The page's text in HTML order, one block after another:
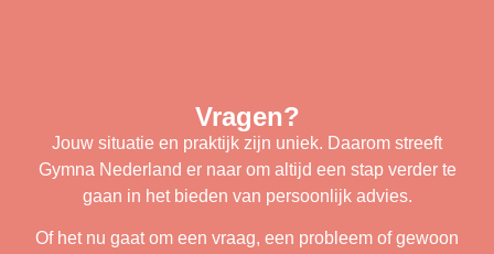
Vragen?
Jouw situatie en praktijk zijn uniek. Daarom streeft
Gymna Nederland er naar om altijd een stap verder te
gaan in het bieden van persoonlijk advies.
Of het nu gaat om een vraag, een probleem of gewoon